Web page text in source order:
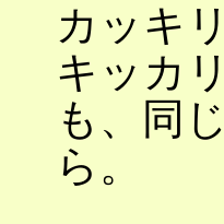
カッキ
キッカ
も、同
ら。